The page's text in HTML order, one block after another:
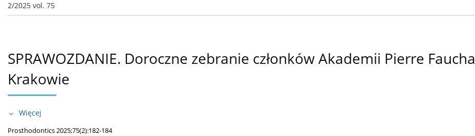
2/2025 vol. 75
SPRAWOZDANIE. Doroczne zebranie członków Akademii Pierre
Krakowie
Więcej
Prosthodontics 2025;75(2):182-184